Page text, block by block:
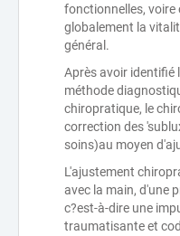
fonctionnelles,
globalement la
général.
Après avoir identifié
méthode
chiropratique, le
correction des
soins)au moyen
L'ajustement
avec la main, d'une
c?est-à-dire une
traumatisante et